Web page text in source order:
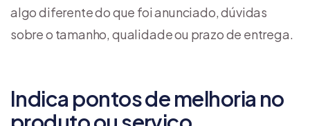
algo diferente do que foi anunciado, dúvidas
sobre o tamanho, qualidade ou prazo de entrega.
Indica pontos de melhoria no